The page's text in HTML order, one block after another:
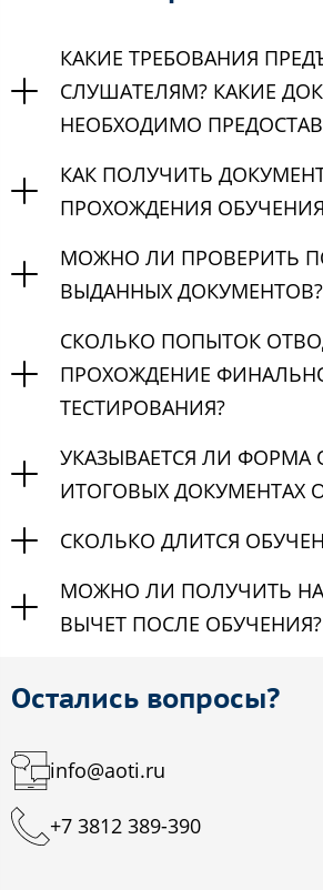
КАКИЕ ТРЕБОВАНИЯ
СЛУШАТЕЛЯМ? КАКИЕ
НЕОБХОДИМО
КАК ПОЛУЧИТЬ
ПРОХОЖДЕНИЯ
МОЖНО ЛИ ПРОВЕРИТЬ
ВЫДАННЫХ ДОКУМЕНТОВ?
СКОЛЬКО ПОПЫТОК
ПРОХОЖДЕНИЕ
ТЕСТИРОВАНИЯ?
УКАЗЫВАЕТСЯ ЛИ ФОРМА
ИТОГОВЫХ ДОКУМЕНТАХ
СКОЛЬКО ДЛИТСЯ
МОЖНО ЛИ ПОЛУЧИТЬ
ВЫЧЕТ ПОСЛЕ ОБУЧЕНИЯ?
Остались вопросы?
info@aoti.ru
+7 3812 389-390